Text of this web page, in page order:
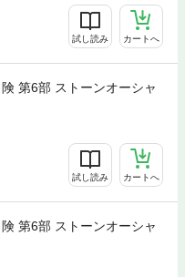
試し読み カートへ
第6部 ストーンオーシャ
試し読み カートへ
第6部 ストーンオーシャ